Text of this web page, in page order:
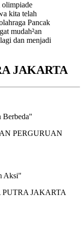
kita telah
Pancak
mudah²an
dan menjadi
JAKARTA
Berbeda"
PERGURUAN
Aksi"
JAKARTA